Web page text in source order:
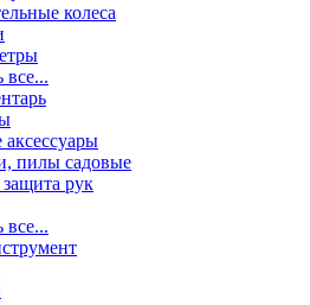
колеса
все...
пилы садовые
рук
все...